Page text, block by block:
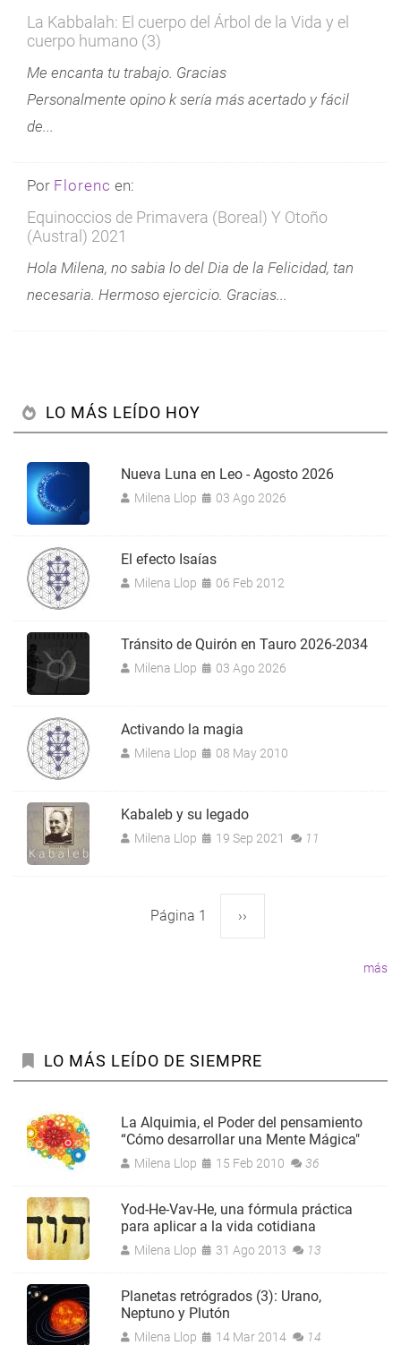
La Kabbalah: El cuerpo del Árbol de la Vida y el
cuerpo humano (3)
Me encanta tu trabajo. Gracias
Personalmente opino k sería más acertado y fácil
de...
Por Florenc en:
Equinoccios de Primavera (Boreal) Y Otoño
(Austral) 2021
Hola Milena, no sabia lo del Dia de la Felicidad, tan
necesaria. Hermoso ejercicio. Gracias...
LO MÁS LEÍDO HOY
Nueva Luna en Leo - Agosto 2026
Milena Llop 03 Ago 2026
El efecto Isaías
Milena Llop 06 Feb 2012
Tránsito de Quirón en Tauro 2026-2034
Milena Llop 03 Ago 2026
Activando la magia
Milena Llop 08 May 2010
Kabaleb y su legado
Milena Llop 19 Sep 2021 11
Página 1 Siguiente
››
más
LO MÁS LEÍDO DE SIEMPRE
La Alquimia, el Poder del pensamiento
“Cómo desarrollar una Mente Mágica"
Milena Llop 15 Feb 2010 36
Yod-He-Vav-He, una fórmula práctica
para aplicar a la vida cotidiana
Milena Llop 31 Ago 2013 13
Planetas retrógrados (3): Urano,
Neptuno y Plutón
Milena Llop 14 Mar 2014 14